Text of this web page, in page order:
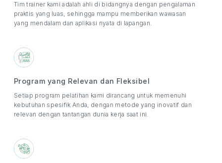
Tim trainer kami adalah ahli di bidangnya dengan pengalaman
praktis yang luas, sehingga mampu memberikan wawasan
yang mendalam dan aplikasi nyata di lapangan.
Program yang Relevan dan Fleksibel
Setiap program pelatihan kami dirancang untuk memenuhi
kebutuhan spesifik Anda, dengan metode yang inovatif dan
relevan dengan tantangan dunia kerja saat ini.